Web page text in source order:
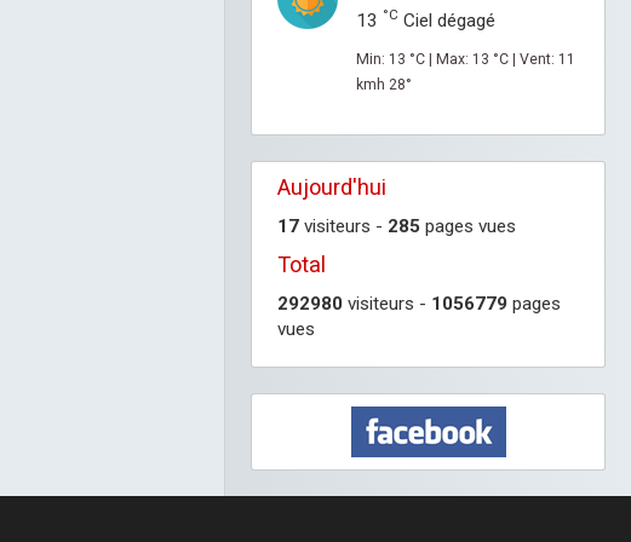
13 °C Ciel dégagé
Min: 13 °C | Max: 13 °C | Vent: 11
kmh 28°
Aujourd'hui
17 visiteurs - 285 pages vues
Total
292980 visiteurs - 1056779 pages
vues